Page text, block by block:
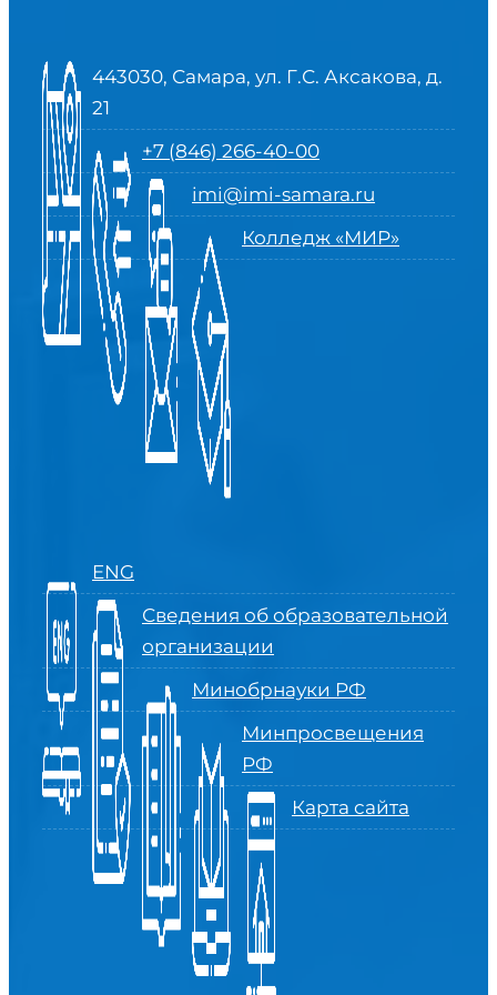
443030, Самара, ул. Г.С. Аксакова, д.
21
+7 (846) 266-40-00
imi@imi-samara.ru
Колледж «МИР»
ENG
Сведения об образовательной
организации
Минобрнауки РФ
Минпросвещения
РФ
Карта сайта